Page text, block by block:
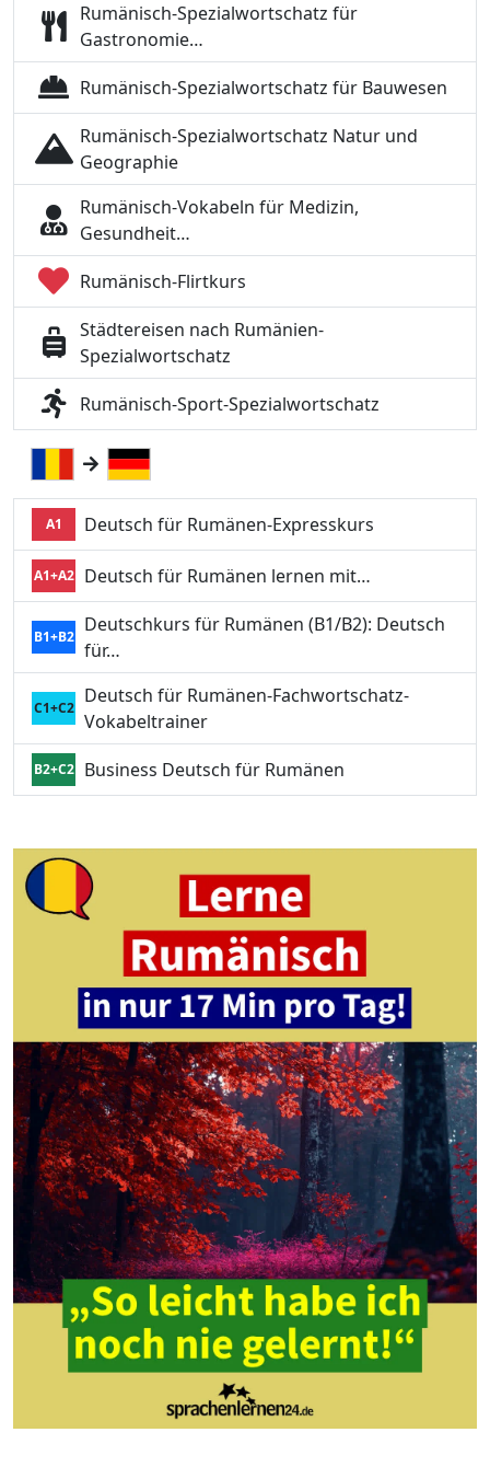
Rumänisch-Spezialwortschatz für
Gastronomie…
Rumänisch-Spezialwortschatz für Bauwesen
Rumänisch-Spezialwortschatz Natur und
Geographie
Rumänisch-Vokabeln für Medizin,
Gesundheit…
Rumänisch-Flirtkurs
Städtereisen nach Rumänien-
Spezialwortschatz
Rumänisch-Sport-Spezialwortschatz
A1 Deutsch für Rumänen-Expresskurs
A1+A2 Deutsch für Rumänen lernen mit…
B1+B2
Deutschkurs für Rumänen (B1/B2): Deutsch
für…
C1+C2
Deutsch für Rumänen-Fachwortschatz-
Vokabeltrainer
B2+C2 Business Deutsch für Rumänen